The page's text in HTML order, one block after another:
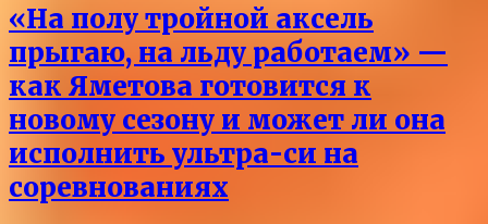
«На полу тройной аксель
прыгаю, на льду работаем» —
как Яметова готовится к
новому сезону и может ли она
исполнить ультра-си на
соревнованиях